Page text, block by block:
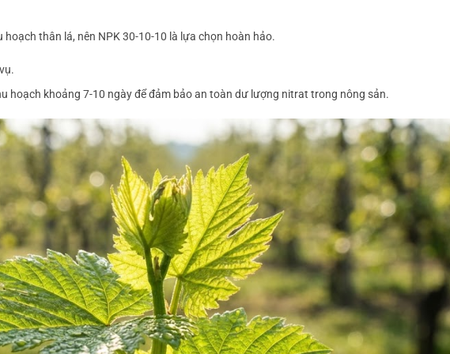
thân lá, nên NPK 30-10-10 là lựa chọn hoàn hảo.
hoạch khoảng 7-10 ngày để đảm bảo an toàn dư lượng nitrat trong nông sản.